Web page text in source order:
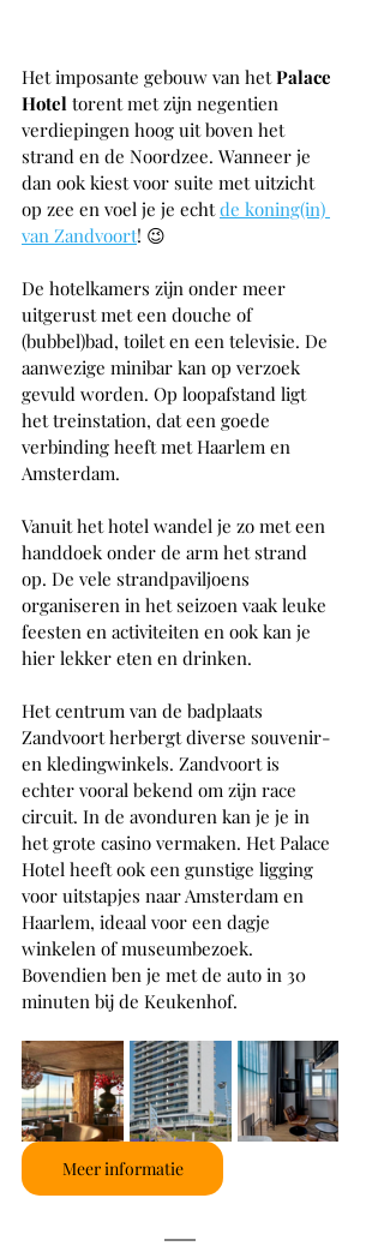
Het imposante gebouw van het Palace
Hotel torent met zijn negentien
verdiepingen hoog uit boven het
strand en de Noordzee. Wanneer je
dan ook kiest voor suite met uitzicht
op zee en voel je je echt de koning(in)
van Zandvoort! 😉
De hotelkamers zijn onder meer
uitgerust met een douche of
(bubbel)bad, toilet en een televisie. De
aanwezige minibar kan op verzoek
gevuld worden. Op loopafstand ligt
het treinstation, dat een goede
verbinding heeft met Haarlem en
Amsterdam.
Vanuit het hotel wandel je zo met een
handdoek onder de arm het strand
op. De vele strandpaviljoens
organiseren in het seizoen vaak leuke
feesten en activiteiten en ook kan je
hier lekker eten en drinken.
Het centrum van de badplaats
Zandvoort herbergt diverse souvenir-
en kledingwinkels. Zandvoort is
echter vooral bekend om zijn race
circuit. In de avonduren kan je je in
het grote casino vermaken. Het Palace
Hotel heeft ook een gunstige ligging
voor uitstapjes naar Amsterdam en
Haarlem, ideaal voor een dagje
winkelen of museumbezoek.
Bovendien ben je met de auto in 30
minuten bij de Keukenhof.
Meer informatie